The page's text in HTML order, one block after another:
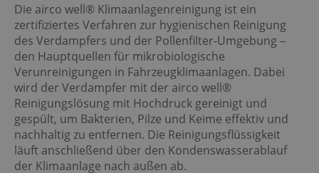
Die airco well® Klimaanlagenreinigung ist ein
zertifiziertes Verfahren zur hygienischen Reinigung
des Verdampfers und der Pollenfilter-Umgebung –
den Hauptquellen für mikrobiologische
Verunreinigungen in Fahrzeugklimaanlagen. Dabei
wird der Verdampfer mit der airco well®
Reinigungslösung mit Hochdruck gereinigt und
gespült, um Bakterien, Pilze und Keime effektiv und
nachhaltig zu entfernen. Die Reinigungsflüssigkeit
läuft anschließend über den Kondenswasserablauf
der Klimaanlage nach außen ab.